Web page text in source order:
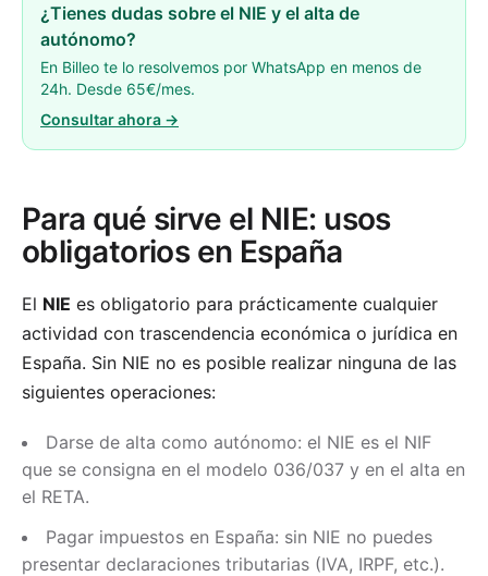
¿Tienes dudas sobre el NIE y el alta de
autónomo?
En Billeo te lo resolvemos por WhatsApp en menos de
24h. Desde 65€/mes.
Consultar ahora →
Para qué sirve el NIE: usos
obligatorios en España
El NIE es obligatorio para prácticamente cualquier
actividad con trascendencia económica o jurídica en
España. Sin NIE no es posible realizar ninguna de las
siguientes operaciones:
Darse de alta como autónomo: el NIE es el NIF
que se consigna en el modelo 036/037 y en el alta en
el RETA.
Pagar impuestos en España: sin NIE no puedes
presentar declaraciones tributarias (IVA, IRPF, etc.).